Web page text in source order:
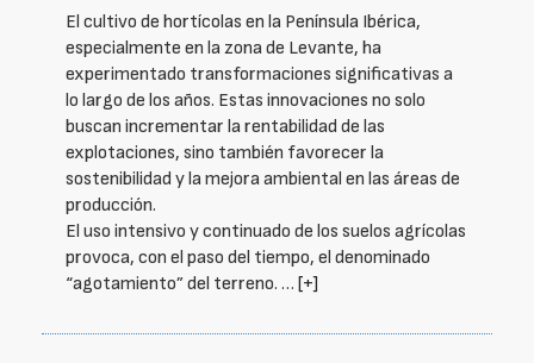
El cultivo de hortícolas en la Península Ibérica,
especialmente en la zona de Levante, ha
experimentado transformaciones significativas a
lo largo de los años. Estas innovaciones no solo
buscan incrementar la rentabilidad de las
explotaciones, sino también favorecer la
sostenibilidad y la mejora ambiental en las áreas de
producción.
El uso intensivo y continuado de los suelos agrícolas
provoca, con el paso del tiempo, el denominado
“agotamiento” del terreno. … [+]